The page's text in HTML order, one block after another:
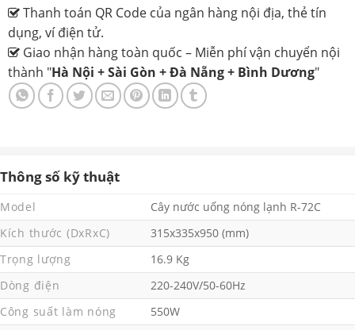
Thanh toán QR Code của ngân hàng nội địa, thẻ tín
dụng, ví điện tử.
Giao nhận hàng toàn quốc – Miễn phí vận chuyển nội
thành "Hà Nội + Sài Gòn + Đà Nẵng + Bình Dương"
Thông số kỹ thuật
Model
Cây nước uống nóng lạnh R-72C
Kích thước (DxRxC)
315x335x950 (mm)
Trọng lượng
16.9 Kg
Dòng điện
220-240V/50-60Hz
Công suất làm nóng
550W